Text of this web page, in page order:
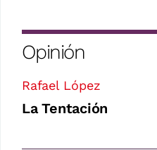
Opinión
Rafael López
La Tentación